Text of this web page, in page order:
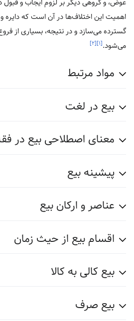
عوض، و گروهی دیگر بر لزوم ایجاب و قبول
اهمیت این اختلاف‌ها در آن است که دایره
گسترده می‌سازد و در نتیجه، بسیاری از
می‌شود.[۱] [۲]
مواد مرتبط
بیع در لغت
معنای اصطلاحی بیع در
پیشینه بیع
عناصر و ارکان بیع
اقسام بیع از حیث زمان
بیع کالی به کالا
بیع صرف